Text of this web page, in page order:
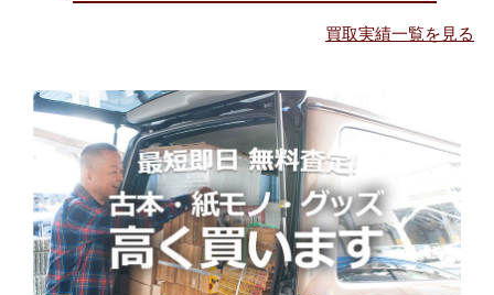
買取実績一覧を見る